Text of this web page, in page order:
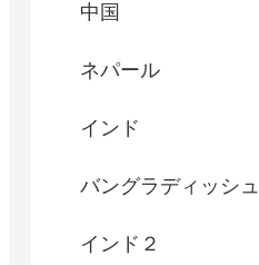
中国
ネパール
インド
バングラディッシュ
インド２